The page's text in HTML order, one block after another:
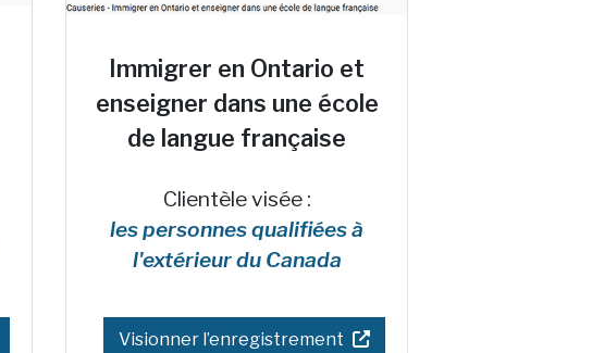
Immigrer en Ontario et
enseigner dans une école
de langue française
Clientèle visée :
les personnes qualifiées à
l'extérieur du Canada
Visionner l’enregistrement